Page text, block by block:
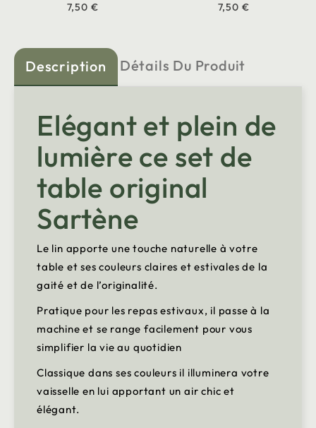
7,50 € 7,50 €
Description Détails Du Produit
Elégant et plein de
lumière ce set de
table original
Sartène
Le lin apporte une touche naturelle à votre
table et ses couleurs claires et estivales de la
gaité et de l’originalité.
Pratique pour les repas estivaux, il passe à la
machine et se range facilement pour vous
simplifier la vie au quotidien
Classique dans ses couleurs il illuminera votre
vaisselle en lui apportant un air chic et
élégant.